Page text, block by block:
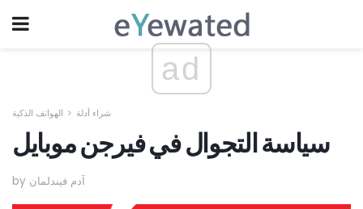
ad
شراء أدلة الهواتف الذكية
سياسة التجوال في فيرجن موبايل
by آدم فيندلمان